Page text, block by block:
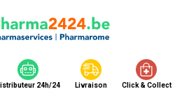
24h/24 Livraison Click & Collect